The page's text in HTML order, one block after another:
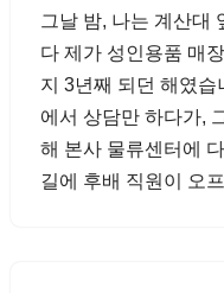
그날 밤, 나는 계산대
다 제가 성인용품 매
지 3년째 되던 해였
에서 상담만 하다가,
해 본사 물류센터에
길에 후배 직원이 오